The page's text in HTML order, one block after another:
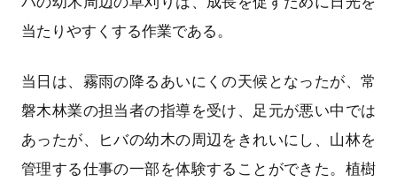
当たりやすくする作業である。
当日は、霧雨の降るあいにくの天候となったが、常
磐木林業の担当者の指導を受け、足元が悪い中では
あったが、ヒバの幼木の周辺をきれいにし、山林を
管理する仕事の一部を体験することができた。植樹